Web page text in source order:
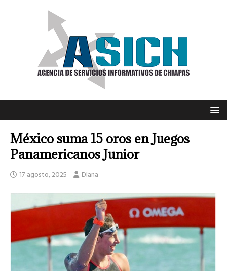
México suma 15 oros en Juegos
Panamericanos Junior
17 agosto, 2025 Diana